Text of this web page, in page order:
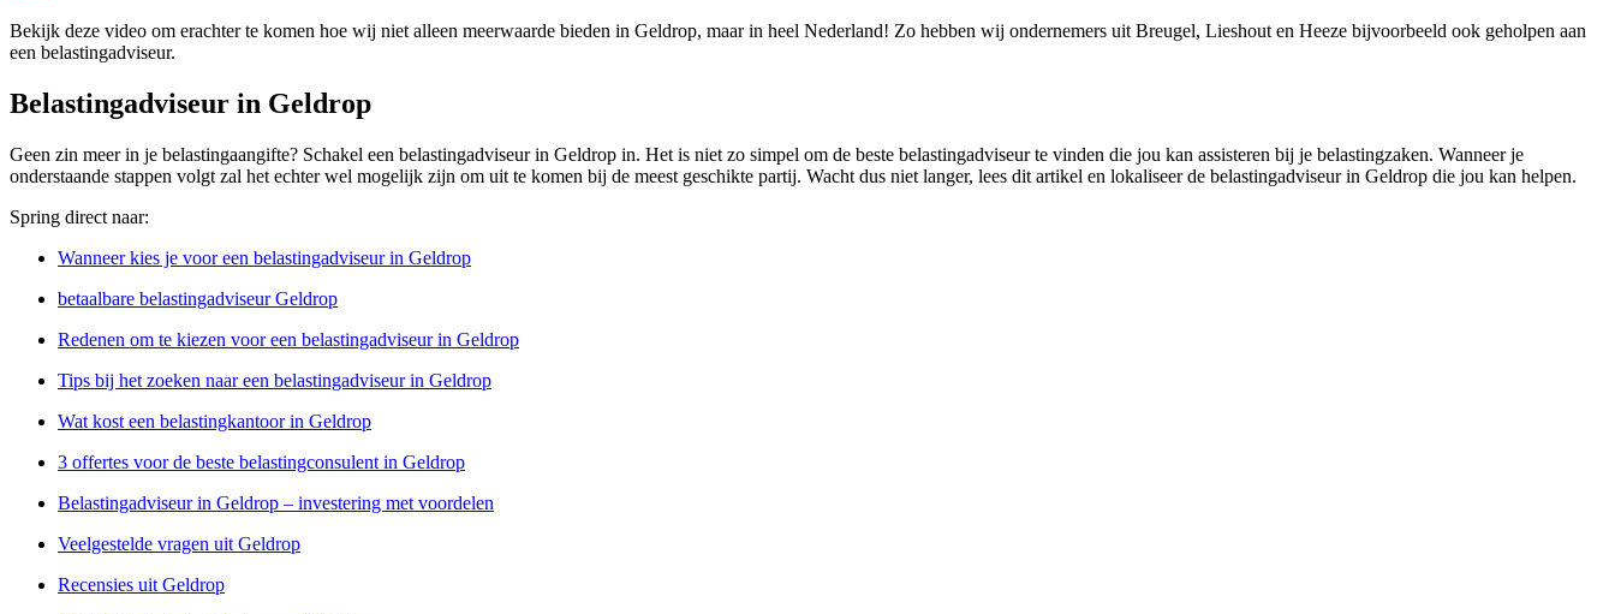
Bekijk deze video om erachter te komen hoe wij niet alleen meerwaarde bieden in Geldrop, maar in heel Nederland! Zo hebben wij ondernemers uit Breugel, Lieshout en Heeze bijvoorbeeld ook geholpen aan
een belastingadviseur.
Belastingadviseur in Geldrop
Geen zin meer in je belastingaangifte? Schakel een belastingadviseur in Geldrop in. Het is niet zo simpel om de beste belastingadviseur te vinden die jou kan assisteren bij je belastingzaken. Wanneer je
onderstaande stappen volgt zal het echter wel mogelijk zijn om uit te komen bij de meest geschikte partij. Wacht dus niet langer, lees dit artikel en lokaliseer de belastingadviseur in Geldrop die jou kan helpen.
Spring direct naar:
Wanneer kies je voor een belastingadviseur in Geldrop
betaalbare belastingadviseur Geldrop
Redenen om te kiezen voor een belastingadviseur in Geldrop
Tips bij het zoeken naar een belastingadviseur in Geldrop
Wat kost een belastingkantoor in Geldrop
3 offertes voor de beste belastingconsulent in Geldrop
Belastingadviseur in Geldrop – investering met voordelen
Veelgestelde vragen uit Geldrop
Recensies uit Geldrop